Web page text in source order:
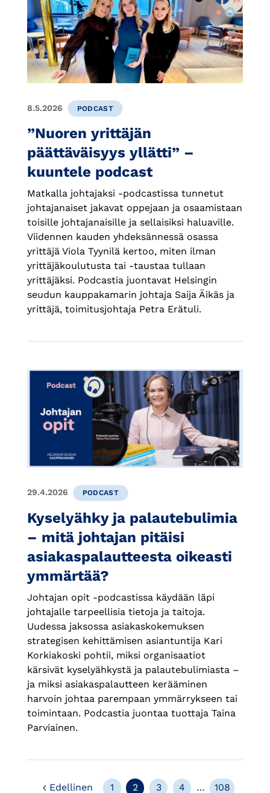
8.5.2026 PODCAST
”Nuoren yrittäjän
päättäväisyys yllätti” –
kuuntele podcast
Matkalla johtajaksi -podcastissa tunnetut
johtajanaiset jakavat oppejaan ja osaamistaan
toisille johtajanaisille ja sellaisiksi haluaville.
Viidennen kauden yhdeksännessä osassa
yrittäjä Viola Tyynilä kertoo, miten ilman
yrittäjäkoulutusta tai -taustaa tullaan
yrittäjäksi. Podcastia juontavat Helsingin
seudun kauppakamarin johtaja Saija Äikäs ja
yrittäjä, toimitusjohtaja Petra Erätuli.
29.4.2026 PODCAST
Kyselyähky ja palautebulimia
– mitä johtajan pitäisi
asiakaspalautteesta oikeasti
ymmärtää?
Johtajan opit -podcastissa käydään läpi
johtajalle tarpeellisia tietoja ja taitoja.
Uudessa jaksossa asiakaskokemuksen
strategisen kehittämisen asiantuntija Kari
Korkiakoski pohtii, miksi organisaatiot
kärsivät kyselyähkystä ja palautebulimiasta –
ja miksi asiakaspalautteen kerääminen
harvoin johtaa parempaan ymmärrykseen tai
toimintaan. Podcastia juontaa tuottaja Taina
Parviainen.
Edellinen Edellinen
1 2 3 4 … 108